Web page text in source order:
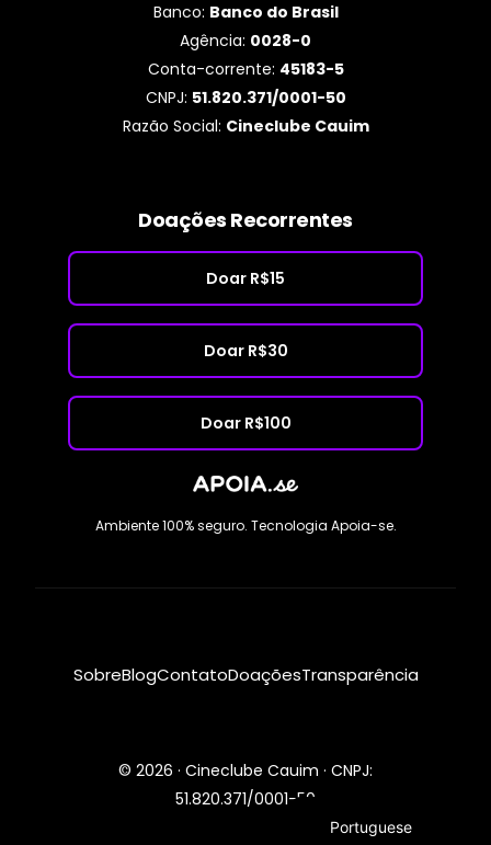
Banco: Banco do Brasil
Agência: 0028-0
Conta-corrente: 45183-5
CNPJ: 51.820.371/0001-50
Razão Social: Cineclube Cauim
Doações Recorrentes
Doar R$15
Doar R$30
Doar R$100
Ambiente 100% seguro. Tecnologia Apoia-se.
© 2026 · Cineclube Cauim · CNPJ:
51.820.371/0001-50
SobreBlogContatoDoaçõesTransparência
Quero Doar
Portuguese